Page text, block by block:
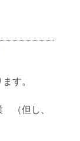
す。
（但し、